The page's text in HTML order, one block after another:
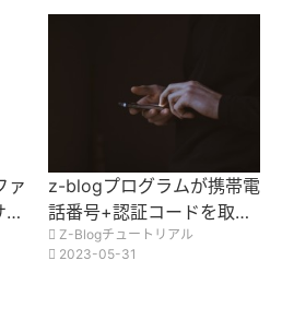
ァ
z-blogプログラムが携帯電
話番号+認証コードを取得
する方法
Z-Blogチュートリアル
2023-05-31